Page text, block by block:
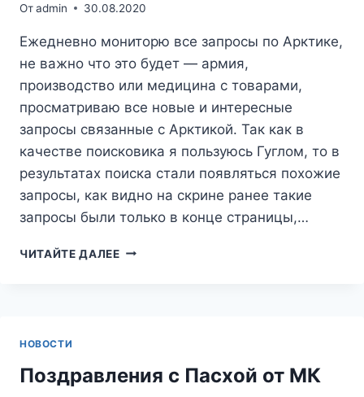
Отadmin 30.08.2020
Ежедневно мониторю все запросы по Арктике,
не важно что это будет — армия,
производство или медицина с товарами,
просматриваю все новые и интересные
запросы связанные с Арктикой. Так как в
качестве поисковика я пользуюсь Гуглом, то в
результатах поиска стали появляться похожие
запросы, как видно на скрине ранее такие
запросы были только в конце страницы,…
ЧИТАЙТЕ ДАЛЕЕЗАПРОСЫ
НОВОСТИ
Поздравления с Пасхой от МК